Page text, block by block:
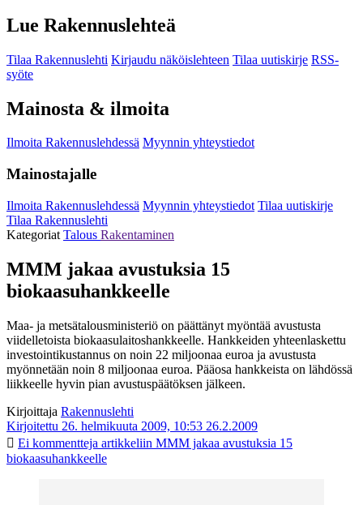
Lue Rakennuslehteä
Tilaa Rakennuslehti Kirjaudu näköislehteen Tilaa uutiskirje RSS-
syöte
Mainosta & ilmoita
Ilmoita Rakennuslehdessä Myynnin yhteystiedot
Mainostajalle
Ilmoita Rakennuslehdessä Myynnin yhteystiedot Tilaa uutiskirje
Tilaa Rakennuslehti
Kategoriat Talous Rakentaminen
MMM jakaa avustuksia 15
biokaasuhankkeelle
Maa- ja metsätalousministeriö on päättänyt myöntää avustusta
viidelletoista biokaasulaitoshankkeelle. Hankkeiden yhteenlaskettu
investointikustannus on noin 22 miljoonaa euroa ja avustusta
myönnetään noin 8 miljoonaa euroa. Pääosa hankkeista on lähdössä
liikkeelle hyvin pian avustuspäätöksen jälkeen.
Kirjoittaja Rakennuslehti
Kirjoitettu 26. helmikuuta 2009, 10:53 26.2.2009
Ei kommentteja artikkeliin MMM jakaa avustuksia 15
biokaasuhankkeelle